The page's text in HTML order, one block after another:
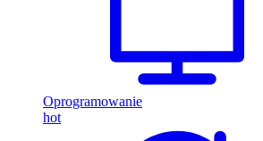
Oprogramowanie
hot